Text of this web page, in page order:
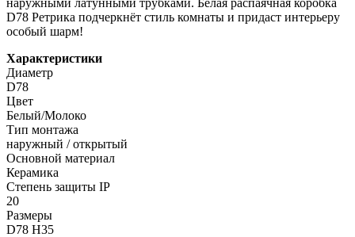
D78 Ретрика подчеркнёт стиль комнаты и придаст интерьеру
особый шарм!
Характеристики
Диаметр
D78
Цвет
Белый/Молоко
Тип монтажа
наружный / открытый
Основной материал
Керамика
Степень защиты IP
20
Размеры
D78 Н35